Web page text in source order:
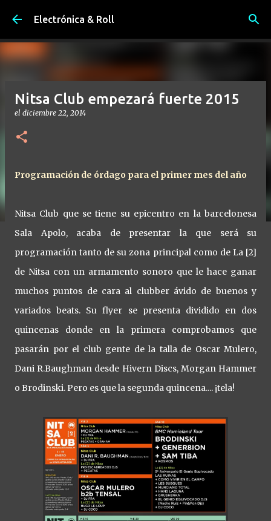
Ir al contenido principal
Electrónica & Roll
Nitsa Club empezará fuerte 2015
el diciembre 22, 2014
Programación de órdago para el primer mes del año
Nitsa Club que se tiene su epicentro en la barcelonesa
Sala Apolo, acaba de presentar la que será su
programación tanto de su zona principal como de La [2]
de Nitsa con un armamento sonoro que le hace ganar
muchos puntos de cara al clubber ávido de buenos y
variados beats. Su flyer se presenta dividido en dos
quincenas donde en la primera comprobamos que
pasarán por el club gente de la talla de Oscar Mulero,
Dani R.Baughman desde Hivern Discs, Morgan Hammer
o Brodinski. Pero es que la segunda quincena.... ¡tela!